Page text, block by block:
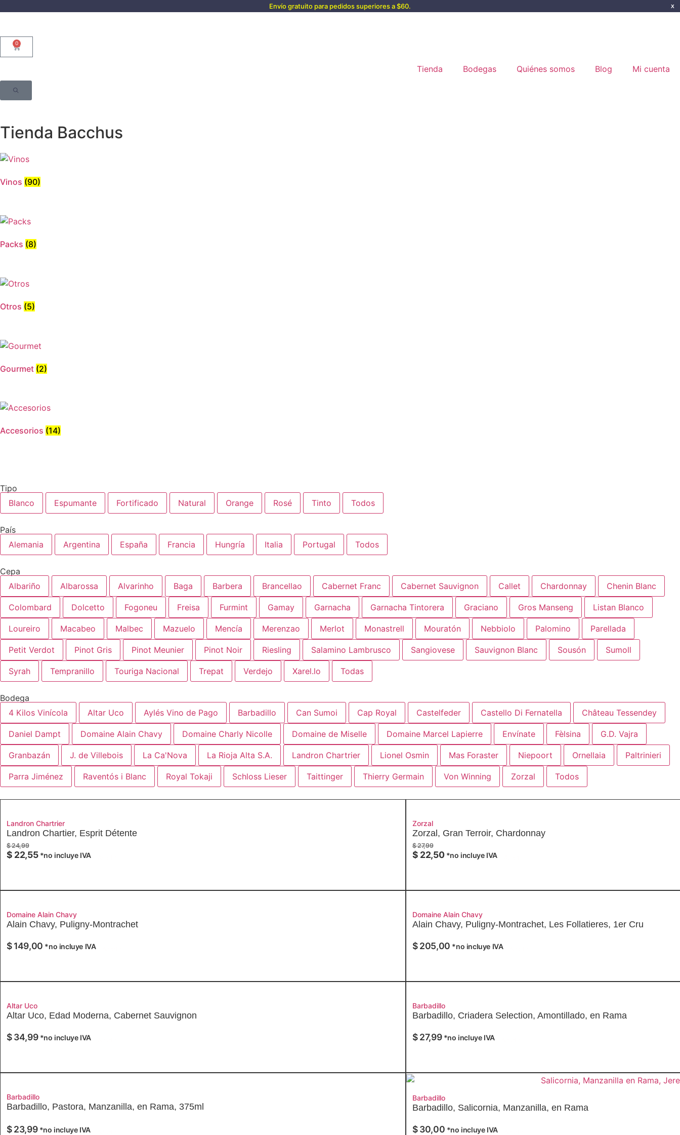
X
Envío gratuito para pedidos superiores a $60.
0
Tienda Bodegas Quiénes somos Blog Mi cuenta
Tienda Bacchus
Vinos (90)
Packs (8)
Otros (5)
Gourmet (2)
Accesorios (14)
Tipo
Blanco
Espumante Fortificado Natural Orange Rosé Tinto Todos
País
Alemania
Argentina España Francia Hungría Italia Portugal Todos
Cepa
Albariño
Albarossa Alvarinho Baga Barbera Brancellao Cabernet Franc Cabernet Sauvignon Callet Chardonnay Chenin Blanc
Colombard Dolcetto Fogoneu Freisa Furmint Gamay Garnacha Garnacha Tintorera Graciano Gros Manseng Listan Blanco
Loureiro Macabeo Malbec Mazuelo Mencía Merenzao Merlot Monastrell Mouratón Nebbiolo Palomino Parellada
Petit Verdot Pinot Gris Pinot Meunier Pinot Noir Riesling Salamino Lambrusco Sangiovese Sauvignon Blanc Sousón Sumoll
Syrah Tempranillo Touriga Nacional Trepat Verdejo Xarel.lo Todas
Bodega
4 Kilos Vinícola
Altar Uco Aylés Vino de Pago Barbadillo Can Sumoi Cap Royal Castelfeder Castello Di Fernatella Château Tessendey
Daniel Dampt Domaine Alain Chavy Domaine Charly Nicolle Domaine de Miselle Domaine Marcel Lapierre Envínate Fèlsina G.D. Vajra
Granbazán J. de Villebois La Ca'Nova La Rioja Alta S.A. Landron Chartrier Lionel Osmin Mas Foraster Niepoort Ornellaia Paltrinieri
Parra Jiménez Raventós i Blanc Royal Tokaji Schloss Lieser Taittinger Thierry Germain Von Winning Zorzal Todos
Landron Chartrier
Landron Chartier, Esprit Détente
$24,99
$ 22,55 *no incluye IVA
Zorzal
Zorzal, Gran Terroir, Chardonnay
$27,99
$ 22,50 *no incluye IVA
Domaine Alain Chavy
Alain Chavy, Puligny-Montrachet
$149,00 *no incluye IVA
Domaine Alain Chavy
Alain Chavy, Puligny-Montrachet, Les Follatieres, 1er Cru
$205,00 *no incluye IVA
Altar Uco
Altar Uco, Edad Moderna, Cabernet Sauvignon
$34,99 *no incluye IVA
Barbadillo
Barbadillo, Criadera Selection, Amontillado, en Rama
$27,99 *no incluye IVA
Barbadillo
Barbadillo, Pastora, Manzanilla, en Rama, 375ml
$23,99 *no incluye IVA
Barbadillo
Barbadillo, Salicornia, Manzanilla, en Rama
$30,00 *no incluye IVA